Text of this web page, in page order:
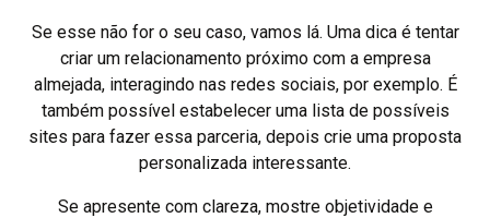
Se esse não for o seu caso, vamos lá. Uma dica é tentar
criar um relacionamento próximo com a empresa
almejada, interagindo nas redes sociais, por exemplo. É
também possível estabelecer uma lista de possíveis
sites para fazer essa parceria, depois crie uma proposta
personalizada interessante.
Se apresente com clareza, mostre objetividade e